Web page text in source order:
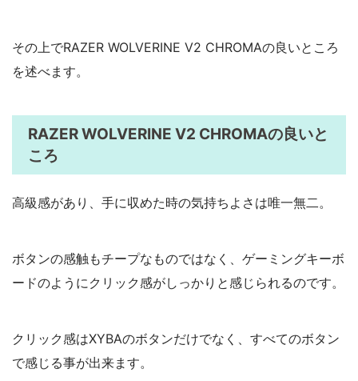
その上でRAZER WOLVERINE V2 CHROMAの良いところ
を述べます。
RAZER WOLVERINE V2 CHROMAの良いと
ころ
高級感があり、手に収めた時の気持ちよさは唯一無二。
ボタンの感触もチープなものではなく、ゲーミングキーボ
ードのようにクリック感がしっかりと感じられるのです。
クリック感はXYBAのボタンだけでなく、すべてのボタン
で感じる事が出来ます。